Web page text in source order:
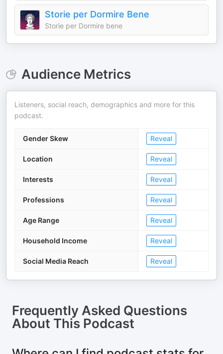
Storie per Dormire Bene
Storie per Dormire bene
Audience Metrics
Listeners, social reach, demographics and more for this
podcast.
Gender Skew Reveal
Location Reveal
Interests Reveal
Professions Reveal
Age Range Reveal
Household Income Reveal
Social Media Reach Reveal
Frequently Asked Questions
About This Podcast